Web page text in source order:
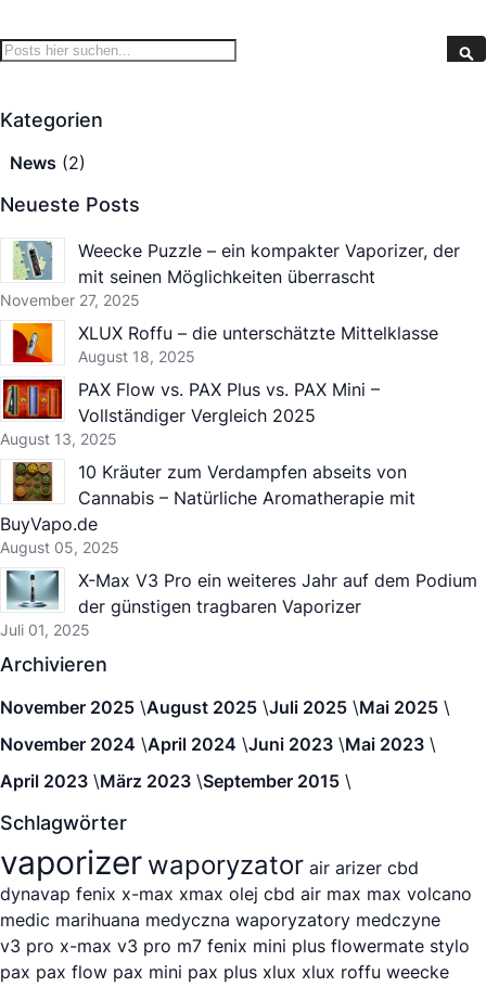
Search
Kategorien
News (2)
Neueste Posts
Weecke Puzzle – ein kompakter Vaporizer, der
mit seinen Möglichkeiten überrascht
November 27, 2025
XLUX Roffu – die unterschätzte Mittelklasse
August 18, 2025
PAX Flow vs. PAX Plus vs. PAX Mini –
Vollständiger Vergleich 2025
August 13, 2025
10 Kräuter zum Verdampfen abseits von
Cannabis – Natürliche Aromatherapie mit
BuyVapo.de
August 05, 2025
X-Max V3 Pro ein weiteres Jahr auf dem Podium
der günstigen tragbaren Vaporizer
Juli 01, 2025
Archivieren
November 2025 August 2025 Juli 2025 Mai 2025
November 2024 April 2024 Juni 2023 Mai 2023
April 2023 März 2023 September 2015
Schlagwörter
vaporizer waporyzator air arizer cbd
dynavap fenix x-max xmax olej cbd air max max volcano
medic marihuana medyczna waporyzatory medczyne
v3 pro x-max v3 pro m7 fenix mini plus flowermate stylo
pax pax flow pax mini pax plus xlux xlux roffu weecke